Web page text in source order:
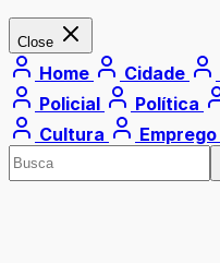
Close
Home Cidade
Policial
Política
Cultura
Emprego